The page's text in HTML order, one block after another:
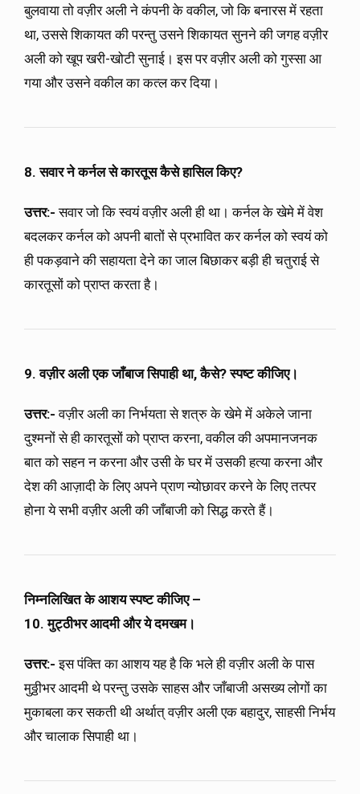
बुलवाया तो वज़ीर अली ने कंपनी के वकील, जो कि बनारस में रहता
था, उससे शिकायत की परन्तु उसने शिकायत सुनने की जगह वज़ीर
अली को खूप खरी-खोटी सुनाई। इस पर वज़ीर अली को गुस्सा आ
गया और उसने वकील का कत्ल कर दिया।
8. सवार ने कर्नल से कारतूस कैसे हासिल किए?
उत्तर:-सवार जो कि स्वयं वज़ीर अली ही था। कर्नल के खेमे में वेश
बदलकर कर्नल को अपनी बातों से प्रभावित कर कर्नल को स्वयं को
ही पकड़वाने की सहायता देने का जाल बिछाकर बड़ी ही चतुराई से
कारतूसों को प्राप्त करता है।
9. वज़ीर अली एक जाँबाज सिपाही था, कैसे? स्पष्ट कीजिए।
उत्तर:-वज़ीर अली का निर्भयता से शत्रु के खेमे में अकेले जाना
दुश्मनों से ही कारतूसों को प्राप्त करना, वकील की अपमानजनक
बात को सहन न करना और उसी के घर में उसकी हत्या करना और
देश की आज़ादी के लिए अपने प्राण न्योछावर करने के लिए तत्पर
होना ये सभी वज़ीर अली की जाँबाजी को सिद्ध करते हैं।
निम्नलिखित के आशय स्पष्ट कीजिए –
10. मुट्ठीभर आदमी और ये दमखम।
उत्तर:-इस पंक्ति का आशय यह है कि भले ही वज़ीर अली के पास
मुठ्ठीभर आदमी थे परन्तु उसके साहस और जाँबाजी असख्य लोगों का
मुकाबला कर सकती थी अर्थात् वज़ीर अली एक बहादुर, साहसी निर्भय
और चालाक सिपाही था।